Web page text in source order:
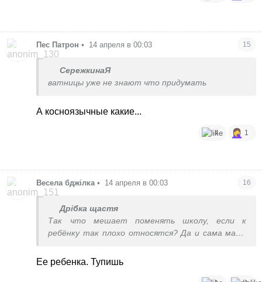
Пес Патрон • 14 апреля в 00:03 15
СережкинаЯ
ватницы уже не знают что придумать
А косноязычные какие...
4 1
Весела бджілка • 14 апреля в 00:03 16
Дрібка щастя
Так что мешает поменять школу, если к
ребёнку так плохо относятся? Да и сама мама
найти общий язык с местными. Дискриминация
Ее ребенка. Тупишь